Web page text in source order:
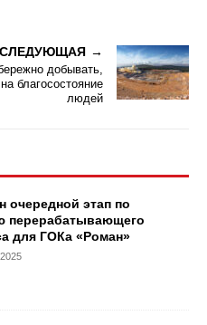
СЛЕДУЮЩАЯ
добывать,
благосостояние
людей
очередной этап по
перерабатывающего
для ГОКа «Роман»